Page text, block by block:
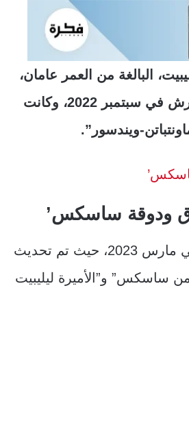
وابنتهما الأميرة ليليبيت، البالغة من العمر عامان،
حصلا على ألقابهما الأميرية عندما تسلم جدهما الملك تشارلز العرش في سبتمبر 2022، وكانت
ويندسور”.
ودوقة ساسكس’
وجاءت أول مرة لاستخدام ألقابهما الجديدة عندما تم تعميدهما في مارس 2023، حيث تم تحديث
ساسكس” و”الأميرة ليليبيت